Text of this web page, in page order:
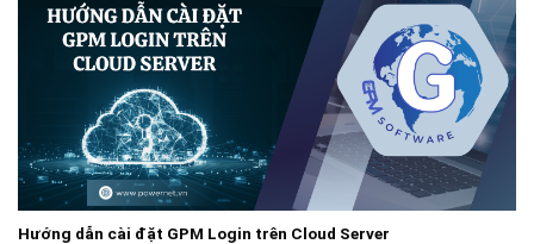
Hướng dẫn cài đặt GPM Login trên Cloud Server